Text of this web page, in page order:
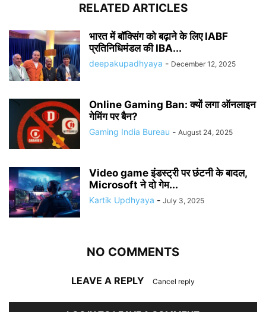
RELATED ARTICLES
भारत में बॉक्सिंग को बढ़ाने के लिए IABF
प्रतिनिधिमंडल की IBA...
deepakupadhyaya - December 12, 2025
Online Gaming Ban: क्यों लगा ऑनलाइन
गेमिंग पर बैन?
Gaming India Bureau - August 24, 2025
Video game इंडस्ट्री पर छंटनी के बादल,
Microsoft ने दो गेम...
Kartik Updhyaya - July 3, 2025
NO COMMENTS
LEAVE A REPLY Cancel reply